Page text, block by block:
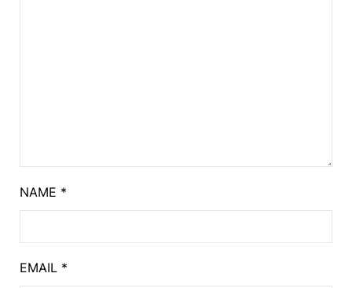
NAME *
EMAIL *